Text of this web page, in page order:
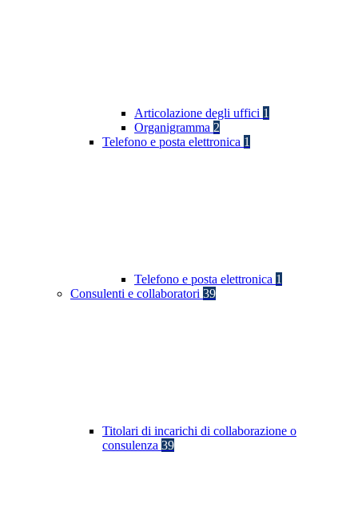
Articolazione degli uffici 1
Organigramma 2
Telefono e posta elettronica 1
Telefono e posta elettronica 1
Consulenti e collaboratori 39
Titolari di incarichi di collaborazione o
consulenza 39